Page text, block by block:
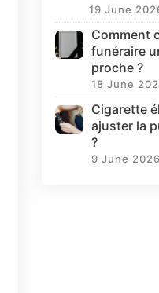
19 June
Comment
funéraire
proche ?
18 June
Cigarette
ajuster la
?
9 June 2026